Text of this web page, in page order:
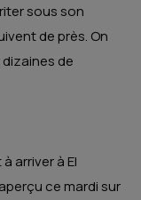
sous son
de près. On
de
arriver à El
ce mardi sur